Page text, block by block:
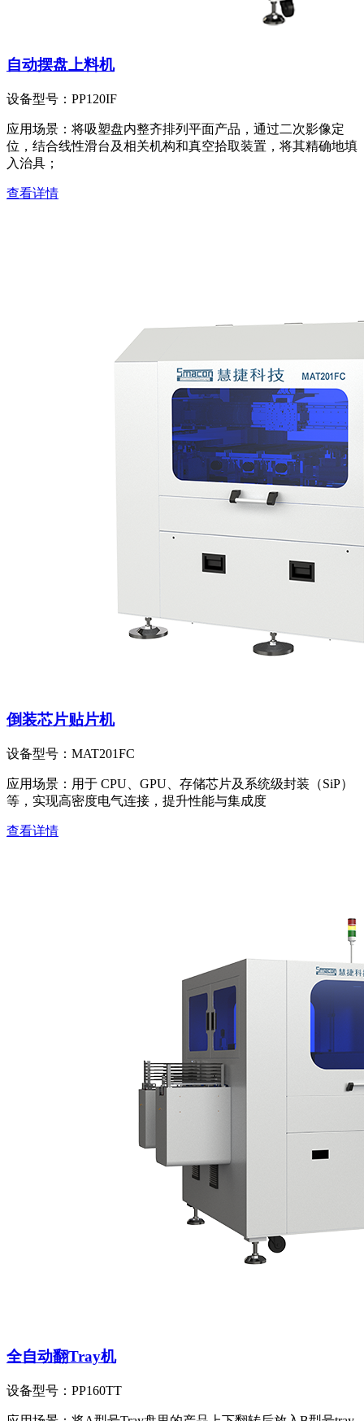
自动摆盘上料机
设备型号： PP120IF
应用场景： 将吸塑盘内整齐排列平面产品，通过二次影像定
位，结合线性滑台及相关机构和真空拾取装置，将其精确地填
入治具；
查看详情
倒装芯片贴片机
设备型号： MAT201FC
应用场景： 用于 CPU、GPU、存储芯片及系统级封装（SiP）
等，实现高密度电气连接，提升性能与集成度
查看详情
全自动翻Tray机
设备型号： PP160TT